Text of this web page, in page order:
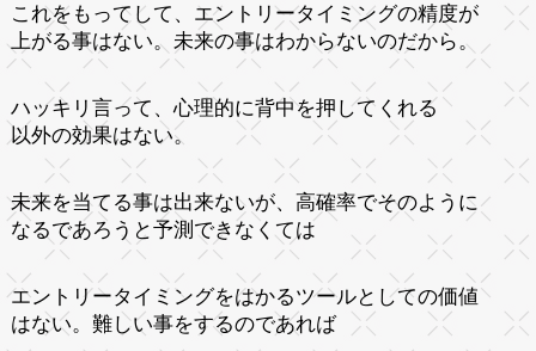
これをもってして、エントリータイミングの精度が
上がる事はない。未来の事はわからないのだから。
ハッキリ言って、心理的に背中を押してくれる
以外の効果はない。
未来を当てる事は出来ないが、高確率でそのように
なるであろうと予測できなくては
エントリータイミングをはかるツールとしての価値
はない。難しい事をするのであれば